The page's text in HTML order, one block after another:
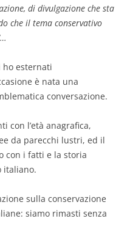
di divulgazione che sta
che il tema conservativo
ho esternati
è nata una
conversazione.
con l’età anagrafica,
da parecchi lustri, ed il
con i fatti e la storia
italiano.
sulla conservazione
siamo rimasti senza